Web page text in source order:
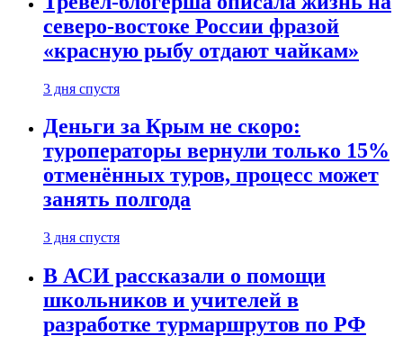
северо-востоке России фразой
«красную рыбу отдают чайкам»
3 дня спустя
Деньги за Крым не скоро:
туроператоры вернули только 15%
отменённых туров, процесс может
занять полгода
3 дня спустя
В АСИ рассказали о помощи
школьников и учителей в
разработке турмаршрутов по РФ